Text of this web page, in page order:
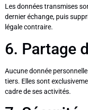
Les données transmises
dernier échange, puis
légale contraire.
6. Partage
Aucune donnée
tiers. Elles sont
cadre de ses activités.